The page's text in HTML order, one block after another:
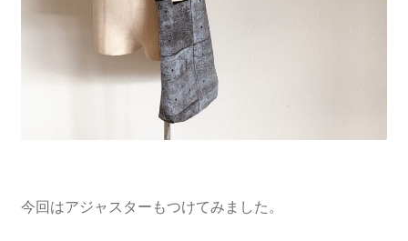
今回はアジャスターもつけてみました。